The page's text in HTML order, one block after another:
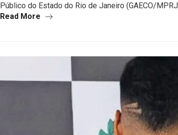
Público do Estado do Rio de Janeiro (GAECO/
Read More